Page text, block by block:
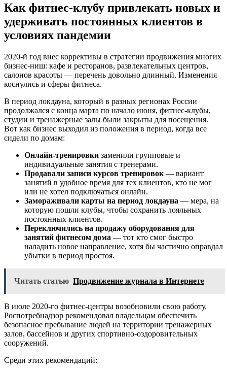
Как фитнес-клубу привлекать новых и
удерживать постоянных клиентов в
условиях пандемии
2020-й год внес коррективы в стратегии продвижения многих
бизнес-ниш: кафе и ресторанов, развлекательных центров,
салонов красоты — перечень довольно длинный. Изменения
коснулись и сферы фитнеса.
В период локдауна, который в разных регионах России
продолжался с конца марта по начало июня, фитнес-клубы,
студии и тренажерные залы были закрыты для посещения.
Вот как бизнес выходил из положения в период, когда все
сидели по домам:
Онлайн-тренировки заменили групповые и
индивидуальные занятия с тренерами.
Продавали записи курсов тренировок — вариант
занятий в удобное время для тех клиентов, кто не мог
или не хотел подключаться онлайн.
Замораживали карты на период локдауна — мера, на
которую пошли клубы, чтобы сохранить лояльных
постоянных клиентов.
Переключились на продажу оборудования для
занятий фитнесом дома — тот кто смог быстро
наладить новое направление, хотя бы частично оправдал
убытки в период простоя.
Читать статью Продвижение журнала в Интернете
В июле 2020-го фитнес-центры возобновили свою работу.
Роспотребнадзор рекомендовал владельцам обеспечить
безопасное пребывание людей на территории тренажерных
залов, бассейнов и других спортивно-оздоровительных
сооружений.
Среди этих рекомендаций: